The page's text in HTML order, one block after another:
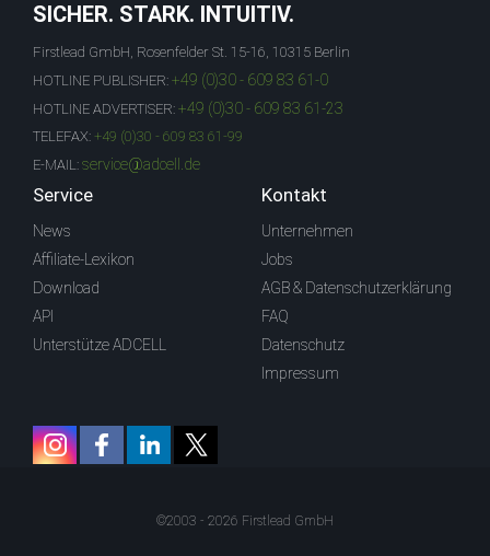
SICHER. STARK. INTUITIV.
Firstlead GmbH, Rosenfelder St. 15-16, 10315 Berlin
HOTLINE PUBLISHER: +49 (0)30 - 609 83 61-0
HOTLINE ADVERTISER: +49 (0)30 - 609 83 61-23
TELEFAX: +49 (0)30 - 609 83 61-99
E-MAIL: service@adcell.de
Service
News
Affiliate-Lexikon
Download
API
Unterstütze ADCELL
Kontakt
Unternehmen
Jobs
AGB & Datenschutzerklärung
FAQ
Datenschutz
Impressum
©2003 - 2026 Firstlead GmbH